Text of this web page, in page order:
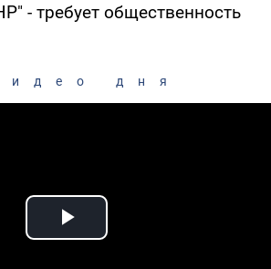
- требует общественность
дня
Play Video